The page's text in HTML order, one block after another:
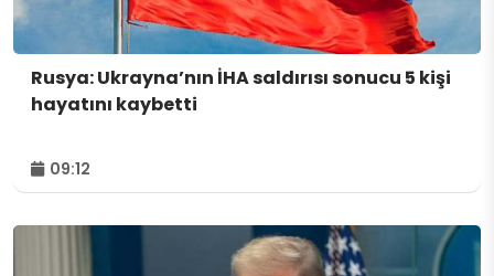
Rusya: Ukrayna’nın İHA saldırısı sonucu 5 kişi
hayatını kaybetti
09:12